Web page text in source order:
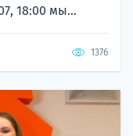
18:00 мы...
1376